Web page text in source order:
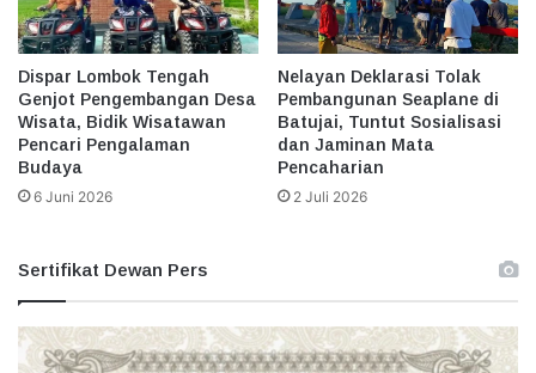
Dispar Lombok Tengah
Genjot Pengembangan Desa
Wisata, Bidik Wisatawan
Pencari Pengalaman
Budaya
6 Juni 2026
Nelayan Deklarasi Tolak
Pembangunan Seaplane di
Batujai, Tuntut Sosialisasi
dan Jaminan Mata
Pencaharian
2 Juli 2026
Sertifikat Dewan Pers